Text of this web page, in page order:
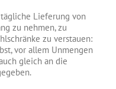
Lieferung von
zu nehmen, zu
zu verstauen:
vor allem Unmengen
gleich an die